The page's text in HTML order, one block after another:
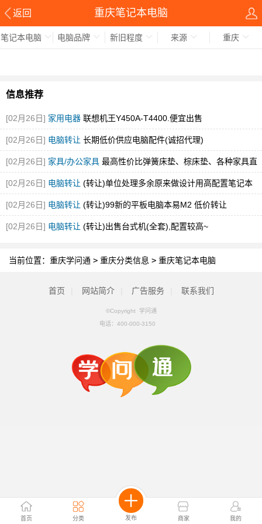
返回 重庆笔记本电脑
首页 分类 发布 商家 我的
笔记本电脑 电脑品牌 新旧程度 来源 重庆
信息推荐
[02月26日] 家用电器 联想机王Y450A-T4400.便宜出售
[02月26日] 电脑转让 长期低价供应电脑配件(诚招代理)
[02月26日] 家具/办公家具 最高性价比弹簧床垫、棕床垫、各种家具直
销[02月26日] 电脑转让 (转让)单位处理多余原来做设计用高配置笔记本
[02月26日] 电脑转让 (转让)99新的平板电脑本易M2 低价转让
[02月26日] 电脑转让 (转让)出售台式机(全套),配置较高~
当前位置： 重庆学问通 > 重庆分类信息 > 重庆笔记本电脑
首页 网站简介 广告服务 联系我们
©Copyright 学问通
电话： 400-000-3150